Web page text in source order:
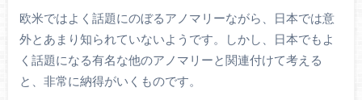
欧米ではよく話題にのぼるアノマリーながら、日本では意
外とあまり知られていないようです。しかし、日本でもよ
く話題になる有名な他のアノマリーと関連付けて考える
と、非常に納得がいくものです。